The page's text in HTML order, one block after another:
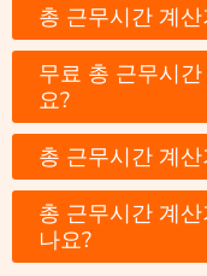
총 근무시간 계
무료 총 근무시
요?
총 근무시간 계
총 근무시간 계
나요?